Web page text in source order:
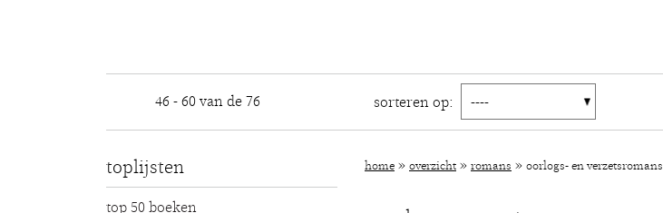
46 - 60 van de 76 sorteren op:
toplijsten
top 50 boeken
home » overzicht » romans » oorlogs- en verzetsromans